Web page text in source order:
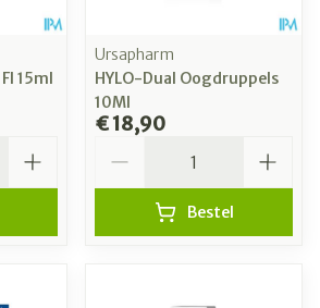
15ml
Ursapharm
HYLO-Dual Oogdruppels
10Ml
€ 18,90
Bestel